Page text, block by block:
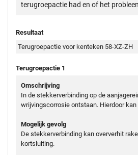
terugroepactie had en of het
Resultaat
Terugroepactie voor kenteken 58-XZ-ZH
Terugroepactie 1
Omschrijving
In de stekkerverbinding op de
wrijvingscorrosie ontstaan. Hierdoor kan
Mogelijk gevolg
De stekkerverbinding kan oververhit
kortsluiting.